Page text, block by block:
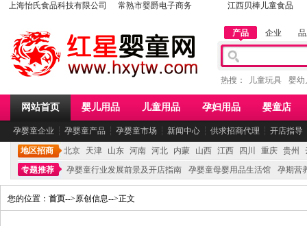
上海怡氏食品科技有限公司 常熟市婴爵电子商务 江西贝棒儿童食品
产品 企业
热搜： 儿童玩具 婴幼
网站首页 婴儿用品 儿童用品 孕妇用品 婴童店
孕婴童企业 ┆ 孕婴童产品 ┆ 孕婴童市场 ┆ 新闻中心 ┆ 供求招商代理 ┆ 开店指导
地区招商 北京 天津 山东 河南 河北 内蒙 山西 江西 四川 重庆 贵州
专题推荐
孕婴童行业发展前景及开店指南 孕婴童母婴用品生活馆 孕期营
您的位置： 首页-->原创信息-->正文